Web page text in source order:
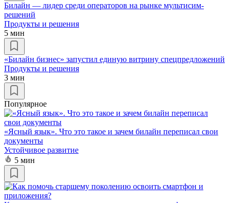
Билайн — лидер среди операторов на рынке мультисим-
решений
Продукты и решения
5 мин
«Билайн бизнес» запустил единую витрину спецпредложений
Продукты и решения
3 мин
Популярное
«Ясный язык». Что это такое и зачем билайн переписал свои
документы
Устойчивое развитие
5 мин